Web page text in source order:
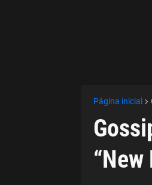
Página inicial
“New